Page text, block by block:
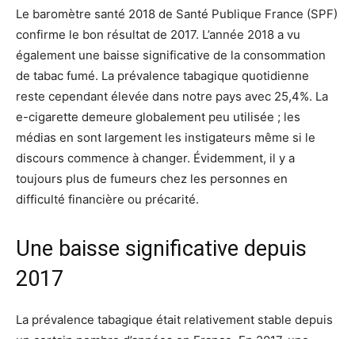
Le baromètre santé 2018 de Santé Publique France (SPF)
confirme le bon résultat de 2017. L’année 2018 a vu
également une baisse significative de la consommation
de tabac fumé. La prévalence tabagique quotidienne
reste cependant élevée dans notre pays avec 25,4%. La
e-cigarette demeure globalement peu utilisée ; les
médias en sont largement les instigateurs même si le
discours commence à changer. Évidemment, il y a
toujours plus de fumeurs chez les personnes en
difficulté financière ou précarité.
Une baisse significative depuis
2017
La prévalence tabagique était relativement stable depuis